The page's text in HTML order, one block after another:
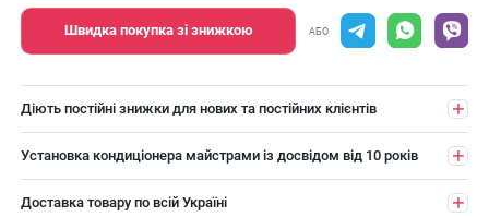
Швидка покупка зі знижкою АБО
Діють постійні знижки для нових та постійних клієнтів
Установка кондиціонера майстрами із досвідом від 10 років
Доставка товару по всій Україні